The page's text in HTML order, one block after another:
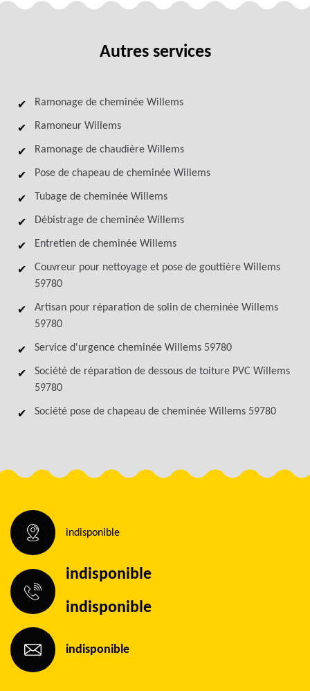
Autres services
Ramonage de cheminée Willems
Ramoneur Willems
Ramonage de chaudière Willems
Pose de chapeau de cheminée Willems
Tubage de cheminée Willems
Débistrage de cheminée Willems
Entretien de cheminée Willems
Couvreur pour nettoyage et pose de gouttière Willems
59780
Artisan pour réparation de solin de cheminée Willems
59780
Service d'urgence cheminée Willems 59780
Société de réparation de dessous de toiture PVC Willems
59780
Société pose de chapeau de cheminée Willems 59780
indisponible
indisponible
indisponible
indisponible